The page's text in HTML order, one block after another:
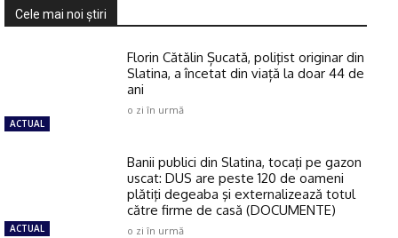
Cele mai noi ştiri
ACTUAL
Florin Cătălin Șucată, poliţist originar din
Slatina, a încetat din viață la doar 44 de
ani
o zi în urmă
ACTUAL
Banii publici din Slatina, tocaţi pe gazon
uscat: DUS are peste 120 de oameni
plătiţi degeaba şi externalizează totul
către firme de casă (DOCUMENTE)
o zi în urmă